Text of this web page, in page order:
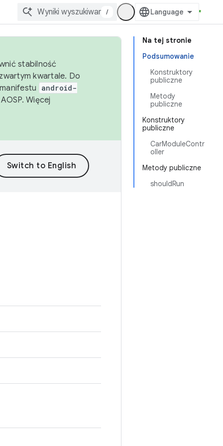
/
Na tej stronie
Podsumowanie
Konstruktory
publiczne
Metody
publiczne
Konstruktory
publiczne
CarModuleContr
oller
Metody publiczne
shouldRun
stabilność
kwartale. Do
android-
Więcej